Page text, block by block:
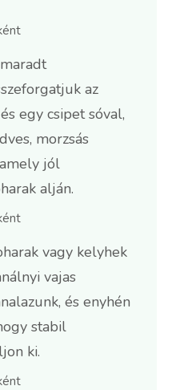
az
egy csipet sóval,
morzsás
jól
alján.
vagy kelyhek
vajas
és enyhén
stabil
ki.